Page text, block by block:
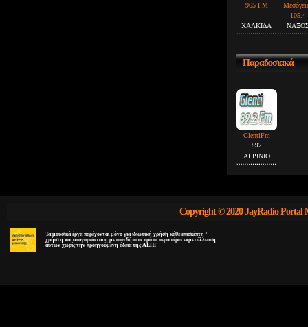
965 FM
ΧΑΛΚΙΔΑ
105.4
Παραδοσιακά
GlentiFm
892
ΑΓΡΙΝΙΟ
Copyright © 2020 JayRadio Portal
Τα μουσικά έργα παρέχονται μόνο για ιδιωτική χρήση κάθε επισκέπτη /
χρήστη και απαγορεύεται η με οιονδήποτε τρόπο περαιτέρω εκμετάλλευση
αυτών χωρίς την προηγούμενη άδεια της ΑΕΠΙ